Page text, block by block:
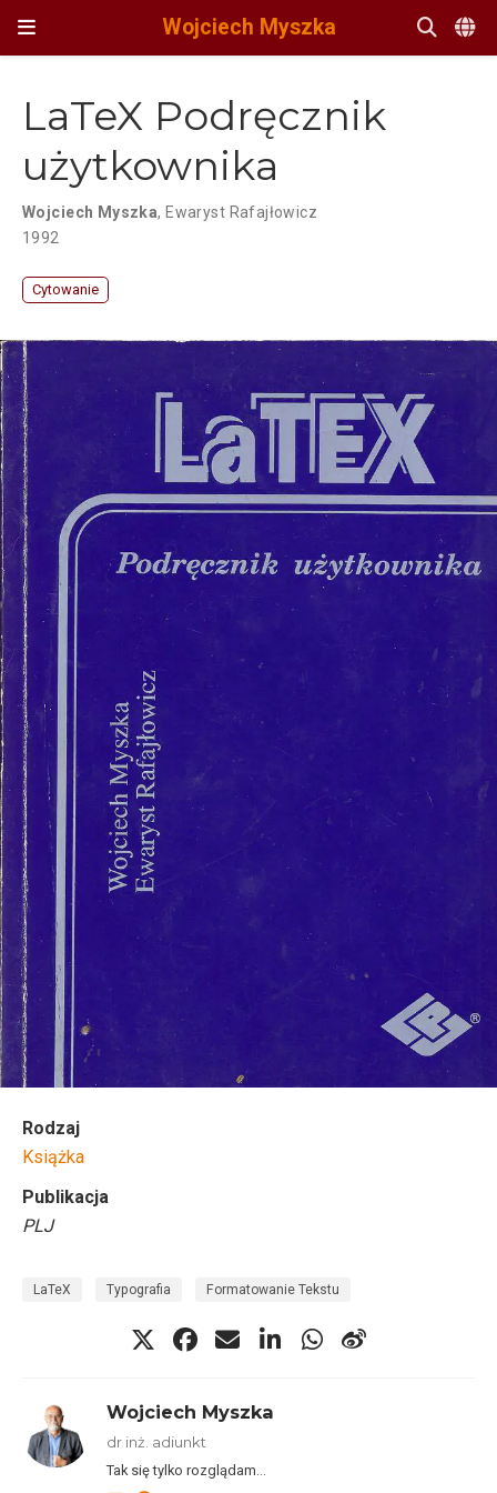
Wojciech Myszka
LaTeX Podręcznik
użytkownika
Wojciech Myszka, Ewaryst Rafajłowicz
1992
Cytowanie
Rodzaj
Książka
Publikacja
PLJ
LaTeX Typografia Formatowanie Tekstu
Wojciech Myszka
dr inż. adiunkt
Tak się tylko rozglądam…